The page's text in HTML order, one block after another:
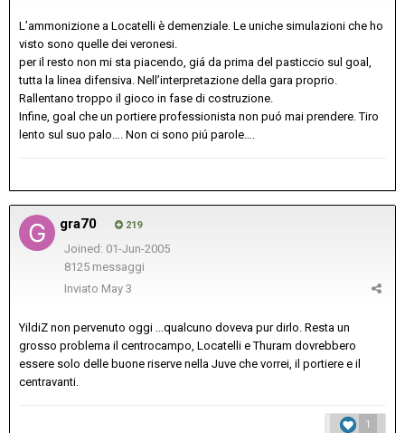
L’ammonizione a Locatelli è demenziale. Le uniche simulazioni che ho
visto sono quelle dei veronesi.
per il resto non mi sta piacendo, giá da prima del pasticcio sul goal,
tutta la linea difensiva. Nell’interpretazione della gara proprio.
Rallentano troppo il gioco in fase di costruzione.
Infine, goal che un portiere professionista non puó mai prendere. Tiro
lento sul suo palo…. Non ci sono piú parole….
gra70 219
Joined: 01-Jun-2005
8125 messaggi
Inviato May 3
YildiZ non pervenuto oggi ...qualcuno doveva pur dirlo. Resta un
grosso problema il centrocampo, Locatelli e Thuram dovrebbero
essere solo delle buone riserve nella Juve che vorrei, il portiere e il
centravanti.
1